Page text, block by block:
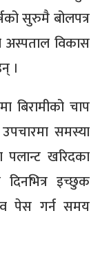
सुरुमै बोलपत्र
अस्पताल विकास
।
बिरामीको चाप
समस्या
खरिदका
इच्छुक
पेस गर्न समय